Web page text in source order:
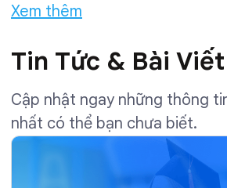
Xem thêm
Tin Tức & Bài Viết
Cập nhật ngay những thông
nhất có thể bạn chưa biết.